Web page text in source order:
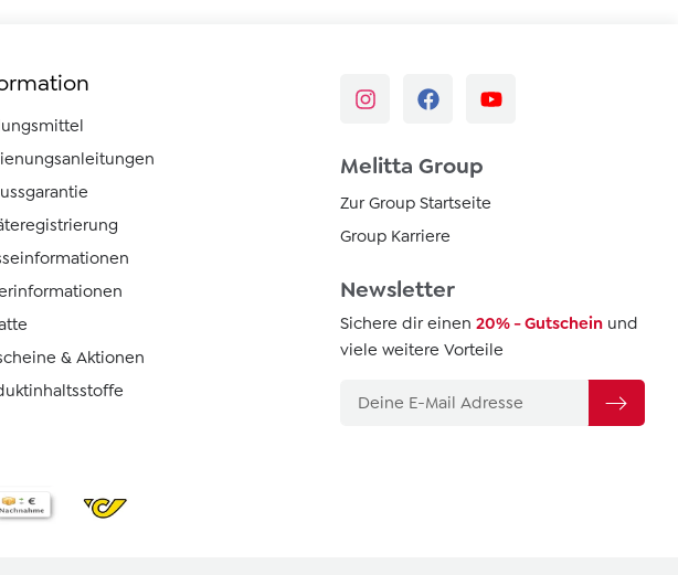
& Aktionen
Melitta Group
Zur Group Startseite
Group Karriere
Newsletter
Sichere dir einen 20% - Gutschein und
viele weitere Vorteile